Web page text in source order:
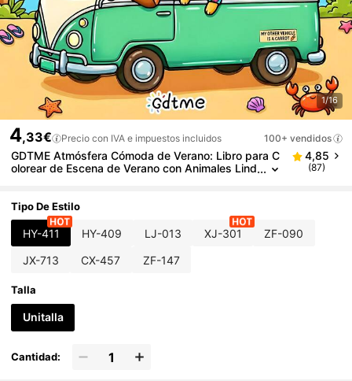
1/16
4,33€ Precio con IVA e impuestos incluidos 100+ vendidos
GDTME Atmósfera Cómoda de Verano: Libro para C
olorear de Escena de Verano con Animales Lind
Escuela, Papelería de Temporada de Graduación
4,85
(87)
Tipo De Estilo
HY-411 HY-409 LJ-013 XJ-301 ZF-090
JX-713 CX-457 ZF-147
Talla
Unitalla
Cantidad: